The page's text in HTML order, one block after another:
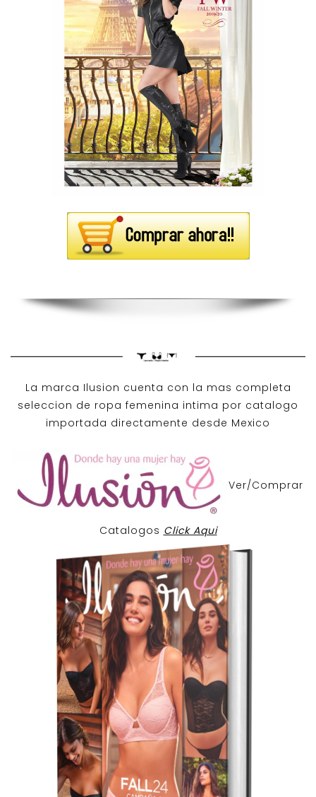
La marca Ilusion cuenta con la mas completa
seleccion de ropa femenina intima por catalogo
importada directamente desde Mexico
Ver/Comprar
Catalogos Click Aqui